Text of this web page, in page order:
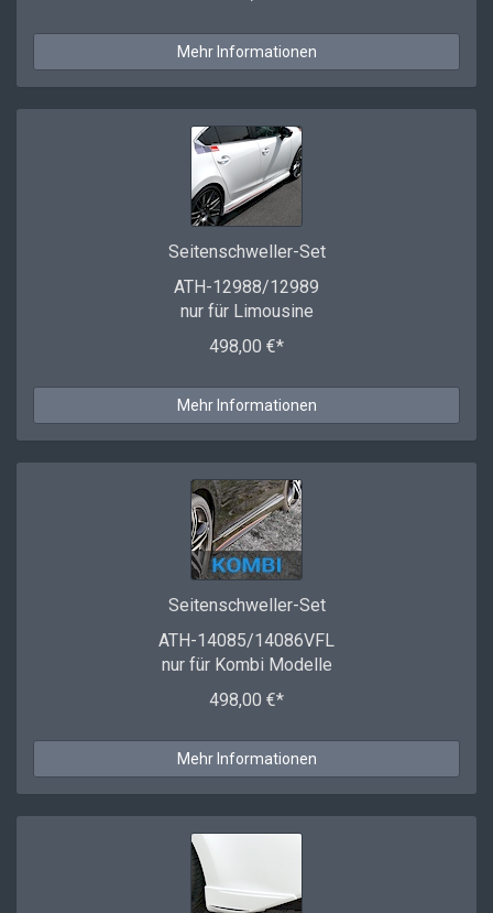
Mehr Informationen
Seitenschweller-Set
ATH-12988/12989
nur für Limousine
498,00 €*
Mehr Informationen
Seitenschweller-Set
ATH-14085/14086VFL
nur für Kombi Modelle
498,00 €*
Mehr Informationen